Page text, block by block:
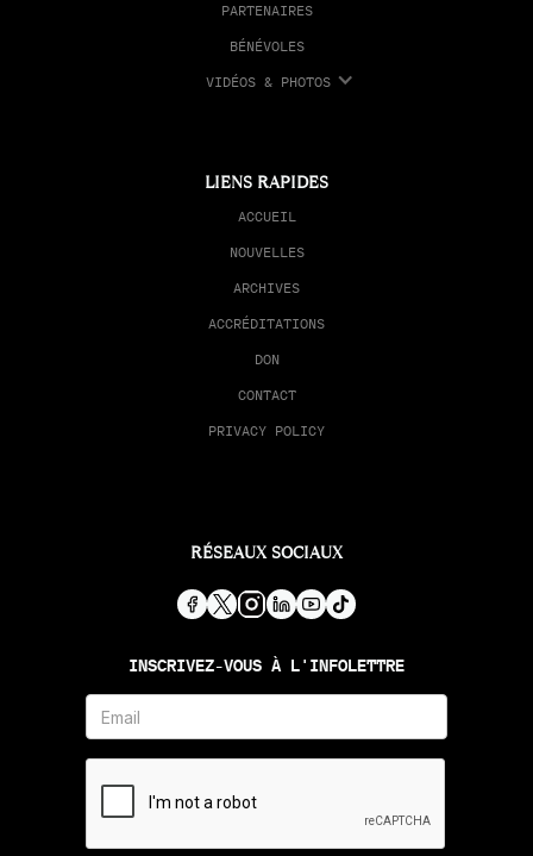
PARTENAIRES
BÉNÉVOLES
VIDÉOS & PHOTOS
LIENS RAPIDES
ACCUEIL
NOUVELLES
ARCHIVES
ACCRÉDITATIONS
DON
CONTACT
PRIVACY POLICY
RÉSEAUX SOCIAUX
INSCRIVEZ-VOUS À L'INFOLETTRE